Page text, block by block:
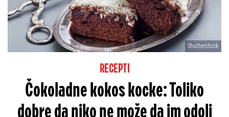
Shutterstock
RECEPTI
Čokoladne kokos kocke: Toliko
dobre da niko ne može da im odoli